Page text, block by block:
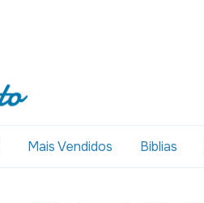
Mais Vendidos Biblias